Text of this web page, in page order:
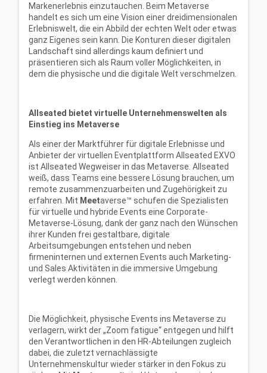
Markenerlebnis einzutauchen. Beim Metaverse
handelt es sich um eine Vision einer dreidimensionalen
Erlebniswelt, die ein Abbild der echten Welt oder etwas
ganz Eigenes sein kann. Die Konturen dieser digitalen
Landschaft sind allerdings kaum definiert und
präsentieren sich als Raum voller Möglichkeiten, in
dem die physische und die digitale Welt verschmelzen.
Allseated bietet virtuelle Unternehmenswelten als
Einstieg ins Metaverse
Als einer der Marktführer für digitale Erlebnisse und
Anbieter der virtuellen Eventplattform Allseated EXVO
ist Allseated Wegweiser in das Metaverse. Allseated
weiß, dass Teams eine bessere Lösung brauchen, um
remote zusammenzuarbeiten und Zugehörigkeit zu
erfahren. Mit Meetaverse™ schufen die Spezialisten
für virtuelle und hybride Events eine Corporate-
Metaverse-Lösung, dank der ganz nach den Wünschen
ihrer Kunden frei gestaltbare, digitale
Arbeitsumgebungen entstehen und neben
firmeninternen und externen Events auch Marketing-
und Sales Aktivitäten in die immersive Umgebung
verlegt werden können.
Die Möglichkeit, physische Events ins Metaverse zu
verlagern, wirkt der „Zoom fatigue“ entgegen und hilft
den Verantwortlichen in den HR-Abteilungen zugleich
dabei, die zuletzt vernachlässigte
Unternehmenskultur wieder stärker in den Fokus zu